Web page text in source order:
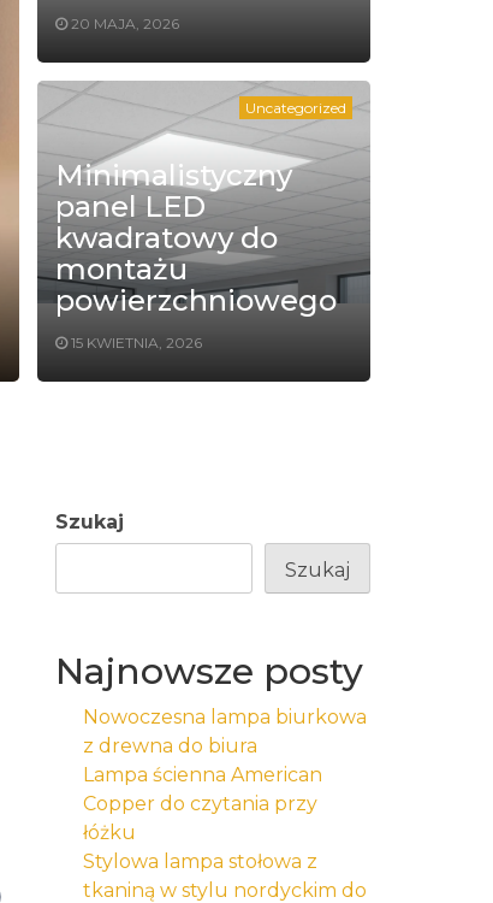
20 MAJA, 2026
Uncategorized
Minimalistyczny
panel LED
kwadratowy do
montażu
powierzchniowego
15 KWIETNIA, 2026
Szukaj
Szukaj
Najnowsze posty
Nowoczesna lampa biurkowa
z drewna do biura
Lampa ścienna American
Copper do czytania przy
łóżku
Stylowa lampa stołowa z
tkaniną w stylu nordyckim do